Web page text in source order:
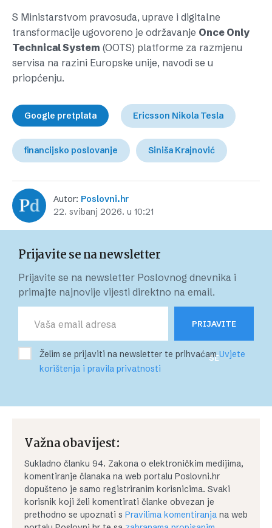
S Ministarstvom pravosuđa, uprave i digitalne
transformacije ugovoreno je održavanje Once Only
Technical System (OOTS) platforme za razmjenu
servisa na razini Europske unije, navodi se u
priopćenju.
Google pretplata Ericsson Nikola Tesla
financijsko poslovanje Siniša Krajnović
Autor: Poslovni.hr
22. svibanj 2026. u 10:21
Prijavite se na newsletter
Prijavite se na newsletter Poslovnog dnevnika i
primajte najnovije vijesti direktno na email.
PRIJAVITE
SE
Želim se prijaviti na newsletter te prihvaćamUvjete
korištenja i pravila privatnosti
Važna obavijest:
Sukladno članku 94. Zakona o elektroničkim medijima,
komentiranje članaka na web portalu Poslovni.hr
dopušteno je samo registriranim korisnicima. Svaki
korisnik koji želi komentirati članke obvezan je
prethodno se upoznati s Pravilima komentiranja na web